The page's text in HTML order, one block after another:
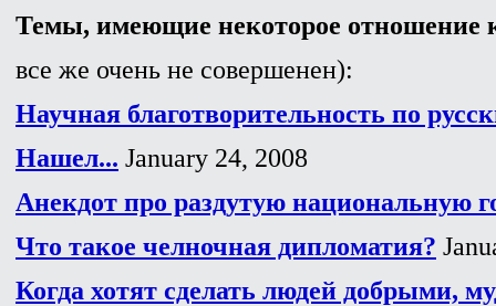
Темы, имеющие некоторое отношение
все же очень не совершенен):
Научная благотворительность по
Нашел... January 24, 2008
Анекдот про раздутую национальную
Что такое челночная дипломатия?
Когда хотят сделать людей добрыми,